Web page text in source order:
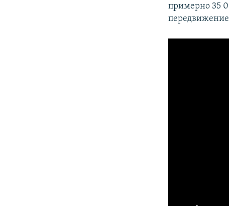
примерно 35